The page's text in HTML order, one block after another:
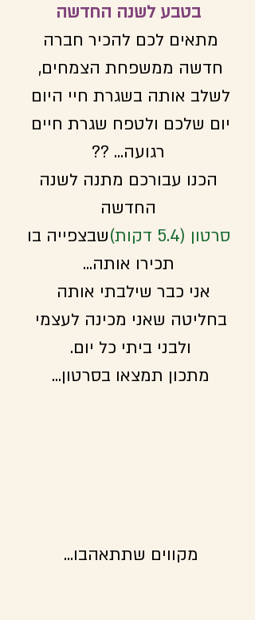
בטבע לשנה החדשה
מתאים לכם להכיר חברה
חדשה ממשפחת הצמחים,
לשלב אותה בשגרת חיי היום
יום שלכם ולטפח שגרת חיים
רגועה... ??
הכנו עבורכם מתנה לשנה
החדשה
סרטון (5.4 דקות)
שבצפייה בו
תכירו אותה...
אני כבר שילבתי אותה
בחליטה שאני מכינה לעצמי
ולבני ביתי כל יום.
מתכון תמצאו בסרטון...
מקווים שתתאהבו...